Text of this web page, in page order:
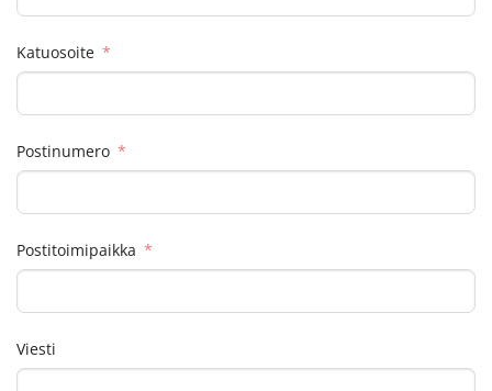
Katuosoite
Postinumero
Postitoimipaikka
Viesti